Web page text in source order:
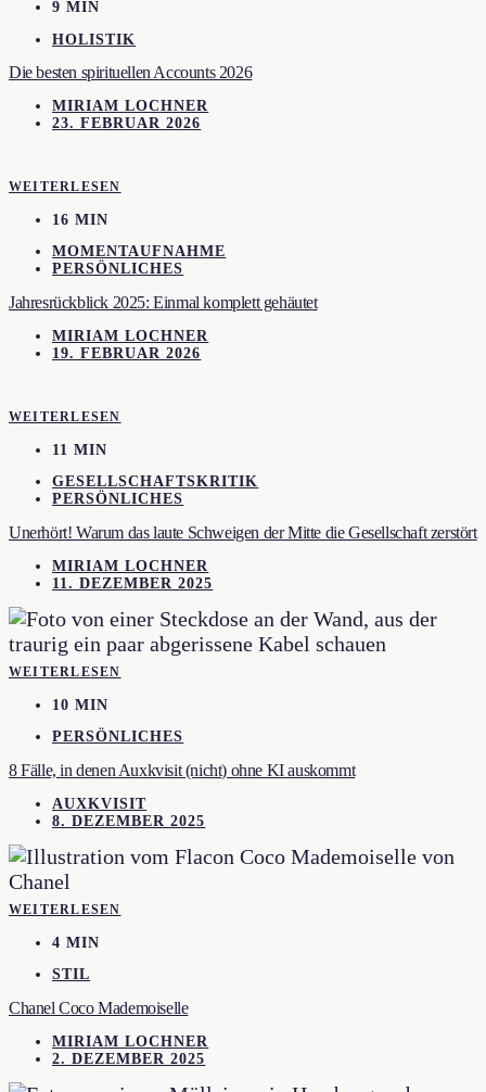
9 MIN
HOLISTIK
Die besten spirituellen Accounts 2026
MIRIAM LOCHNER
23. FEBRUAR 2026
WEITERLESEN
16 MIN
MOMENTAUFNAHME
PERSÖNLICHES
Jahresrückblick 2025: Einmal komplett gehäutet
MIRIAM LOCHNER
19. FEBRUAR 2026
WEITERLESEN
11 MIN
GESELLSCHAFTSKRITIK
PERSÖNLICHES
Unerhört! Warum das laute Schweigen der Mitte die Gesellschaft zerstört
MIRIAM LOCHNER
11. DEZEMBER 2025
WEITERLESEN
10 MIN
PERSÖNLICHES
8 Fälle, in denen Auxkvisit (nicht) ohne KI auskommt
AUXKVISIT
8. DEZEMBER 2025
WEITERLESEN
4 MIN
STIL
Chanel Coco Mademoiselle
MIRIAM LOCHNER
2. DEZEMBER 2025